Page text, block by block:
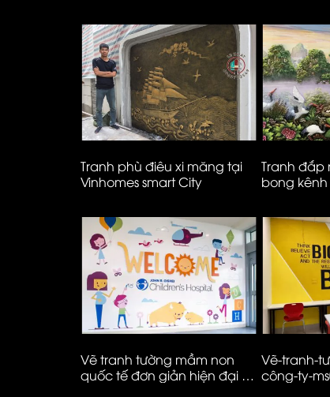
Tranh phù điêu xi măng tại
Vinhomes smart City
Tranh đắp
bong
Vẽ tranh tường mầm non
quốc tế đơn giản hiện đại –
Vẽ-tranh-
công-ty-